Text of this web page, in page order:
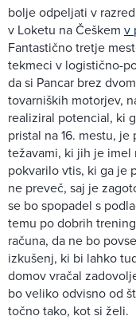
bolje odpeljati v
v Loketu na Češkem v
Fantastično tretje
tekmeci v logistično-
da si Pancar brez
tovarniških motorjev,
realiziral potencial, ki
pristal na 16. mestu,
težavami, ki jih je imel
pokvarilo vtis, ki ga je
ne preveč, saj je
se bo spopadel s
temu po dobrih
računa, da ne bo
izkušenj, ki bi lahko
domov vračal
bo veliko odvisno od
točno tako, kot si želi.